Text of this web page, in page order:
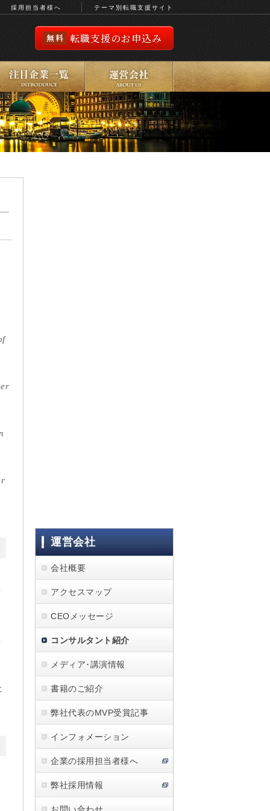
採用担当者様へ テーマ別転職支援サイト
無料 転職支援のお申込み
目企業情報 運営会社
運営会社
会社概要
アクセスマップ
CEOメッセージ
コンサルタント紹介
メディア･講演情報
書籍のご紹介
弊社代表のMVP受賞記事
インフォメーション
企業の採用担当者様へ
弊社採用情報
お問い合わせ